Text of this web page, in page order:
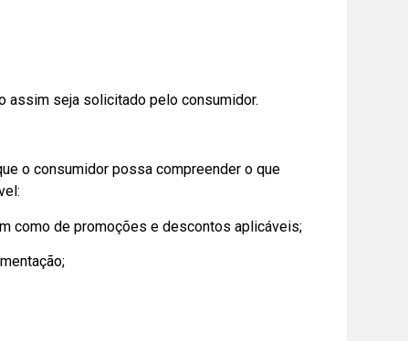
assim seja solicitado pelo consumidor.
o consumidor possa compreender o que
como de promoções e descontos aplicáveis;